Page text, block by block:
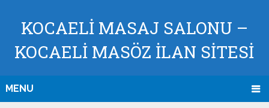
KOCAELI MASAJ SALONU –
KOCAELI MASÖZ İLAN SİTESİ
MENU